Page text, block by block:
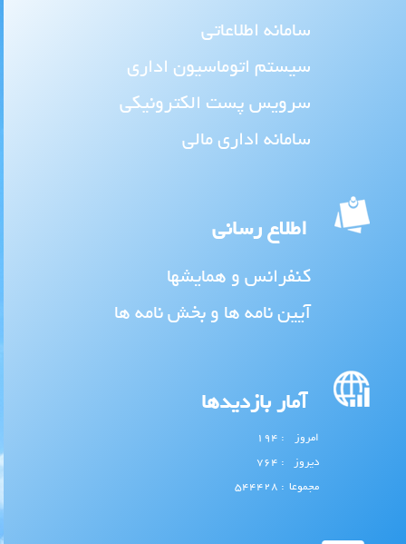
سامانه اطلاعاتی
سیستم اتوماسیون اداری
سرویس پست الکترونیکی
سامانه اداری مالی
اطلاع رسانی
کنفرانس و همایشها
آیین نامه ها و بخش نامه ها
آمار بازدیدها
امروز
: 194
دیروز
: 764
مجموعا : 544428